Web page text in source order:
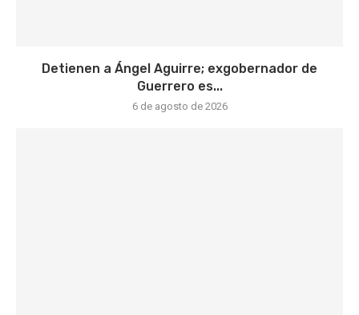
Detienen a Ángel Aguirre; exgobernador de
Guerrero es...
6 de agosto de 2026